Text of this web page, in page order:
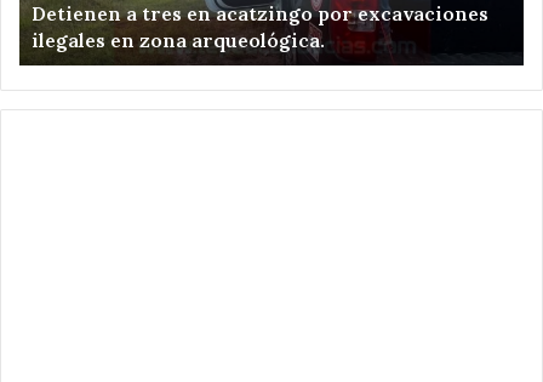
en
zona
arqueológica.
Detienen a tres en acatzingo por excavaciones
ilegales en zona arqueológica.
.